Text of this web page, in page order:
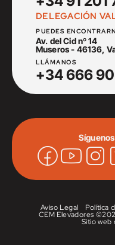
DELEGACIÓN
PUEDES
Av. del Cid nº 14
Museros - 46136,
LLÁMANOS
+34 666
CEM Elevadores ©
Sitio
Aviso Legal Política